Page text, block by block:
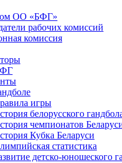
ОО «БФГ»
рабочих комиссий
комиссия
игры
белорусского
чемпионатов
Кубка Беларуси
статистика
детско-юношеского